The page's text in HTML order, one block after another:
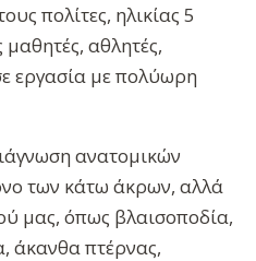
πολίτες, ηλικίας 5
αθλητές,
εργασία με πολύωρη
ανατομικών
των κάτω άκρων, αλλά
μας, όπως βλαισοποδία,
άκανθα πτέρνας,